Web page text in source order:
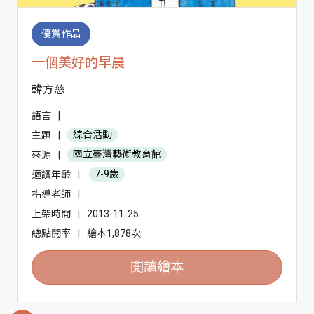
優賞作品
一個美好的早晨
韓方慈
語言
|
主題
|
綜合活動
來源
|
國立臺灣藝術教育館
適讀年齡
|
7-9歲
指導老師
|
上架時間
|
2013-11-25
總點閱率
| 繪本1,878次
閱讀繪本